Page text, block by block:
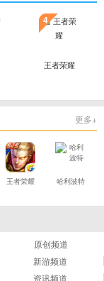
王者荣耀
4
更多+
王者荣耀 哈利波特
原创频道
新游频道
资讯频道